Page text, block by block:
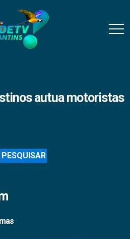
autua motoristas
PESQUISAR